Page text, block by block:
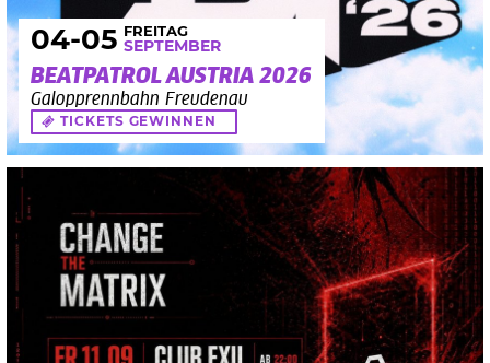
04-05 FREITAG
SEPTEMBER
BEATPATROL AUSTRIA 2026
Galopprennbahn Freudenau
TICKETS GEWINNEN